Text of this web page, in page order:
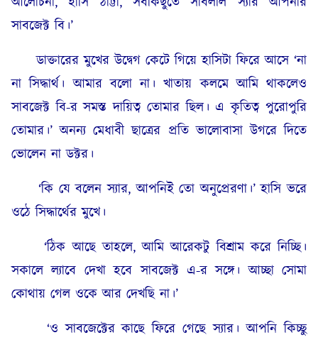
সাবজেক্ট বি।’
ডাক্তারের মুখের উদ্বেগ কেটে গিয়ে হাসিটা ফিরে আসে ‘না
না সিদ্ধার্থ। আমার বলো না। খাতায় কলমে আমি থাকলেও
সাবজেক্ট বি-র সমস্ত দায়িত্ব তোমার ছিল। এ কৃতিত্ব পুরোপুরি
তোমার।’ অনন্য মেধাবী ছাত্রের প্রতি ভালোবাসা উগরে দিতে
ভোলেন না ডক্টর।
‘কি যে বলেন স্যার, আপনিই তো অনুপ্রেরণা।’ হাসি ভরে
ওঠে সিদ্ধার্থের মুখে।
‘ঠিক আছে তাহলে, আমি আরেকটু বিশ্রাম করে নিচ্ছি।
সকালে ল্যাবে দেখা হবে সাবজেক্ট এ-র সঙ্গে। আচ্ছা সোমা
কোথায় গেল ওকে আর দেখছি না।’
‘ও সাবজেক্টের কাছে ফিরে গেছে স্যার। আপনি কিচ্ছু